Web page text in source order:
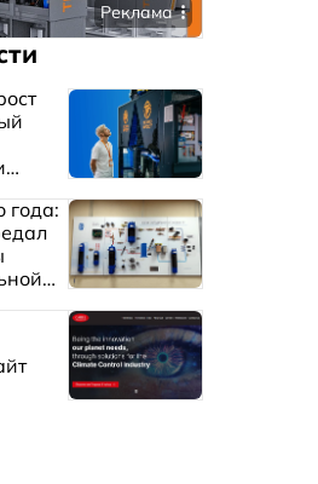
Реклама
года: